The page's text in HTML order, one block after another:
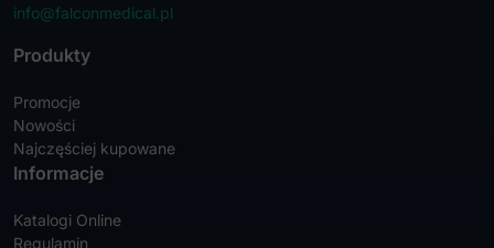
info@falconmedical.pl
Produkty
Promocje
Nowości
Najczęściej kupowane
Informacje
Katalogi Online
Regulamin